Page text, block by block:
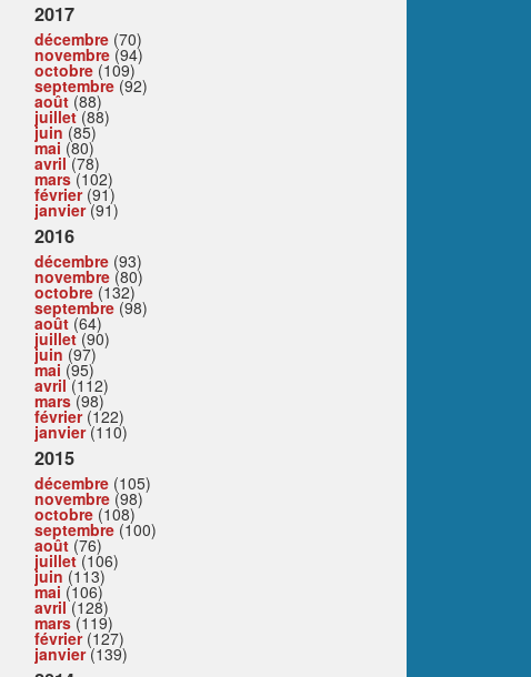
2017
décembre (70)
novembre (94)
octobre (109)
septembre (92)
août (88)
juillet(88)
juin (85)
mai (80)
avril(78)
mars(102)
février(91)
janvier(91)
2016
décembre (93)
novembre (80)
octobre (132)
septembre (98)
août (64)
juillet(90)
juin (97)
mai (95)
avril(112)
mars(98)
février(122)
janvier(110)
2015
décembre (105)
novembre (98)
octobre (108)
septembre (100)
août (76)
juillet(106)
juin (113)
mai (106)
avril(128)
mars(119)
février(127)
janvier(139)